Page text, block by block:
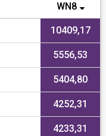
WN8
10409,17
5556,53
5404,80
4252,31
4233,31